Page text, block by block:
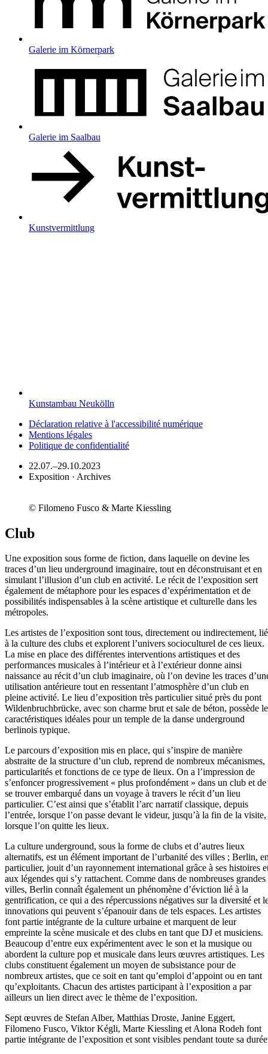
Galerie im Körnerpark
Galerie im Saalbau
Kunstvermittlung
Kunstambau Neukölln
Déclaration relative à l'accessibilité numérique
Mentions légales
Politique de confidentialité
22.07.–29.10.2023
Exposition · Archives
© Filomeno Fusco & Marte Kiessling
Club
Une exposition sous forme de fiction, dans laquelle on devine les
traces d’un lieu underground imaginaire, tout en déconstruisant et en
simulant l’illusion d’un club en activité. Le récit de l’exposition sert
également de métaphore pour les espaces d’expérimentation et de
possibilités indispensables à la scène artistique et culturelle dans les
métropoles.
Les artistes de l’exposition sont tous, directement ou indirectement,
à la culture des clubs et explorent l’univers socioculturel de ces lieux.
La mise en place des différentes interventions artistiques et des
performances musicales à l’intérieur et à l’extérieur donne ainsi
naissance au récit d’un club imaginaire, où l’on devine les traces
utilisation antérieure tout en ressentant l’atmosphère d’un club en
pleine activité. Le lieu d’exposition très particulier situé près du pont
Wildenbruchbrücke, avec son charme brut et sale de béton, possède
caractéristiques idéales pour un temple de la danse underground
berlinois typique.
Le parcours d’exposition mis en place, qui s’inspire de manière
abstraite de la structure d’un club, reprend de nombreux mécanismes,
particularités et fonctions de ce type de lieux. On a l’impression de
s’enfoncer progressivement « plus profondément » dans un club et de
se trouver embarqué dans un voyage à travers le récit d’un lieu
particulier. C’est ainsi que s’établit l’arc narratif classique, depuis
l’entrée, lorsque l’on passe devant le videur, jusqu’à la fin de la visite,
lorsque l’on quitte les lieux.
La culture underground, sous la forme de clubs et d’autres lieux
alternatifs, est un élément important de l’urbanité des villes ; Berlin,
particulier, jouit d’un rayonnement international grâce à ses histoires
aux légendes qui s’y rattachent. Comme dans de nombreuses grandes
villes, Berlin connaît également un phénomène d’éviction lié à la
gentrification, ce qui a des répercussions négatives sur la diversité et
innovations qui peuvent s’épanouir dans de tels espaces. Les artistes
font partie intégrante de la culture urbaine et marquent de leur
empreinte la scène musicale et des clubs en tant que DJ et musiciens.
Beaucoup d’entre eux expérimentent avec le son et la musique ou
abordent la culture pop et musicale dans leurs œuvres artistiques. Les
clubs constituent également un moyen de subsistance pour de
nombreux artistes, que ce soit en tant qu’emploi d’appoint ou en tant
qu’exploitants. Chacun des artistes participant à l’exposition a par
ailleurs un lien direct avec le thème de l’exposition.
Sept œuvres de Stefan Alber, Matthias Droste, Janine Eggert,
Filomeno Fusco, Viktor Kégli, Marte Kiessling et Alona Rodeh font
partie intégrante de l’exposition et sont visibles pendant toute sa